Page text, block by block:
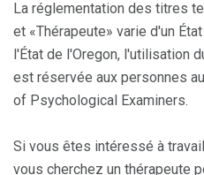
La réglementation des titres
et «Thérapeute» varie d'un
l'État de l'Oregon, l'utilisation
est réservée aux personnes
of Psychological Examiners.
Si vous êtes intéressé à
vous cherchez un thérapeute